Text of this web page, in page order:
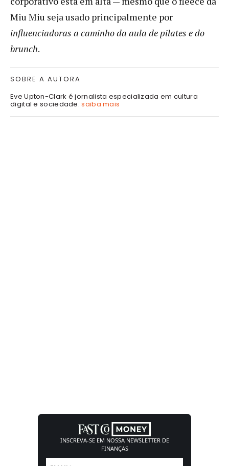
Miu Miu seja usado principalmente por
influenciadoras a caminho da aula de pilates e do
brunch.
SOBRE A AUTORA
Eve Upton-Clark é jornalista especializada em cultura
digital e sociedade.saiba mais
INSCREVA-SE EM NOSSA NEWSLETTER DE
FINANÇAS